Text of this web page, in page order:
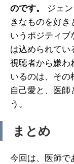
のです。
ジェ
きなものを好き
いうポジティブ
は込められてい
視聴者から嫌わ
いるのは、その
自己愛と、医師
う。
まとめ
今回は、医師で